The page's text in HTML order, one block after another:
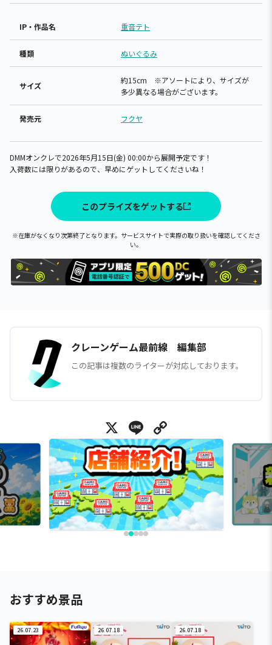
IP・作品名 重音テト
種類 ぬいぐるみ
サイズ
約15cm ※アソートにより、サイズが
多少異なる場合がございます。
発売元 フクヤ
DMMオンクレで2026年5月15日(金) 00:00から展開予定です！
入荷数には限りがあるので、早めにゲットしてくださいね！
このプライズをゲットする
※在庫がなくなり次第終了となります。サービスサイトで実際の取り扱いを確認してくださ
い。
クレーンゲーム最前線 編集部
この記事は複数のライターが対応しております。
X Line
おすすめ景品
26.07.23 26.07.18 26.07.18